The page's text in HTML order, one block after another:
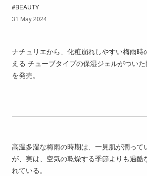
BEAUTY
31 May 2024
ナチュリエから、化粧崩れしやすい梅雨時
える チューブタイプの保湿ジェルがつい
を発売。
高温多湿な梅雨の時期は、一見肌が潤って
が、実は、空気の乾燥する季節よりも過酷
れている。